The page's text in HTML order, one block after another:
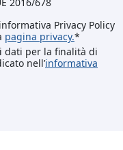
Privacy Policy
pagina privacy.*
dati per la finalità di
nell’informativa